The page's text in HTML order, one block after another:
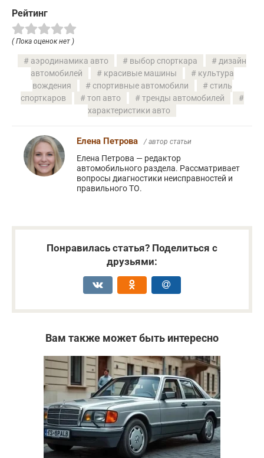
Рейтинг
( Пока оценок нет )
аэродинамика авто выбор спорткара
дизайн
автомобилей
красивые машины
культура
вождения
спортивные автомобили
стиль
спорткаров
топ авто
тренды автомобилей
характеристики авто
Елена Петрова / автор статьи
Елена Петрова — редактор
автомобильного раздела. Рассматривает
вопросы диагностики неисправностей и
правильного ТО.
Понравилась статья? Поделиться с
друзьями:
Вам также может быть интересно